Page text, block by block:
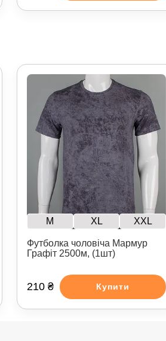
M XL XXL
Футболка чоловіча Мармур
Графіт 2500м, (1шт)
210 ₴ Купити